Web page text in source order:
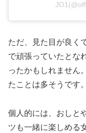
ただ、見た目が良く
で頑張っていたとな
ったかもしれません
たことは多そうです。
個人的には、おしと
ツも一緒に楽しめる